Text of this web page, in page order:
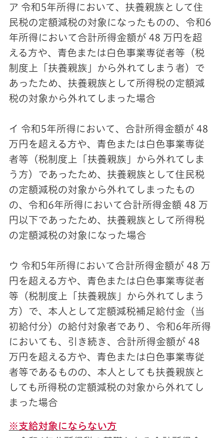
ア 令和5年所得において、扶養親族として住
民税の定額減税の対象になったものの、令和6
年所得において合計所得金額が 48 万円を超
える方や、青色または白色事業専従者等（税
制度上「扶養親族」から外れてしまう者）で
あったため、扶養親族として所得税の定額減
税の対象から外れてしまった場合
イ 令和5年所得において、合計所得金額が 48
万円を超える方や、青色または白色事業専従
者等（税制度上「扶養親族」から外れてしま
う方）であったため、扶養親族として住民税
の定額減税の対象から外れてしまったもの
の、令和6年所得において合計所得金額 48 万
円以下であったため、扶養親族として所得税
の定額減税の対象になった場合
ウ 令和5年所得において合計所得金額が 48 万
円を超える方や、青色または白色事業専従者
等（税制度上「扶養親族」から外れてしまう
方）で、本人として定額減税補足給付金（当
初給付分）の給付対象者であり、令和6年所得
においても、引き続き、合計所得金額が 48
万円を超える方や、青色または白色事業専従
者等であるものの、本人としても扶養親族と
しても所得税の定額減税の対象から外れてし
まった場合
※支給対象にならない方